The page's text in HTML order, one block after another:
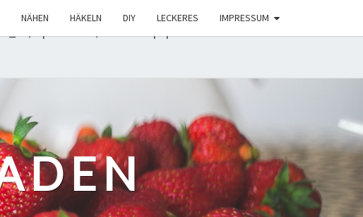
6.9.0 veraltet ist
NÄHEN HÄKELN DIY LECKERES IMPRESSUM